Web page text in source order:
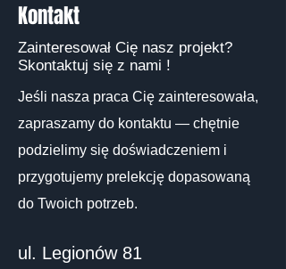
Kontakt
Zainteresował Cię nasz projekt?
Skontaktuj się z nami !
Jeśli nasza praca Cię zainteresowała,
zapraszamy do kontaktu — chętnie
podzielimy się doświadczeniem i
przygotujemy prelekcję dopasowaną
do Twoich potrzeb.
ul. Legionów 81